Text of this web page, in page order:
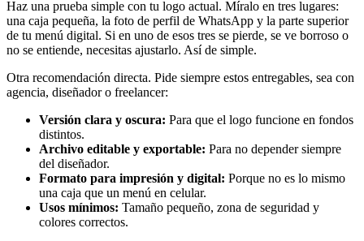
Haz una prueba simple con tu logo actual. Míralo en tres lugares:
una caja pequeña, la foto de perfil de WhatsApp y la parte superior
de tu menú digital. Si en uno de esos tres se pierde, se ve borroso o
no se entiende, necesitas ajustarlo. Así de simple.
Otra recomendación directa. Pide siempre estos entregables, sea con
agencia, diseñador o freelancer:
Versión clara y oscura: Para que el logo funcione en fondos
distintos.
Archivo editable y exportable: Para no depender siempre
del diseñador.
Formato para impresión y digital: Porque no es lo mismo
una caja que un menú en celular.
Usos mínimos: Tamaño pequeño, zona de seguridad y
colores correctos.